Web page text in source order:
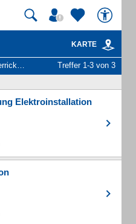
KARTE
Treffer 1-3 von 3
Elektroinstallation